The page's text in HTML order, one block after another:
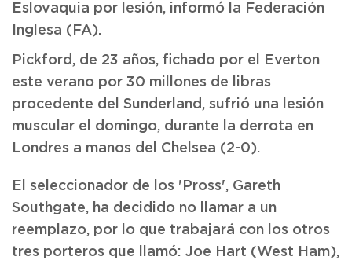
Eslovaquia por lesión, informó la Federación
Inglesa (FA).
Pickford, de 23 años, fichado por el Everton
este verano por 30 millones de libras
procedente del Sunderland, sufrió una lesión
muscular el domingo, durante la derrota en
Londres a manos del Chelsea (2-0).
El seleccionador de los 'Pross', Gareth
Southgate, ha decidido no llamar a un
reemplazo, por lo que trabajará con los otros
tres porteros que llamó: Joe Hart (West Ham),